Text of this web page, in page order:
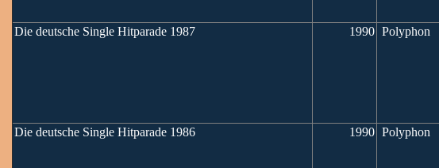
Die deutsche Single Hitparade 1987 1990 Polyphon
Die deutsche Single Hitparade 1986 1990 Polyphon